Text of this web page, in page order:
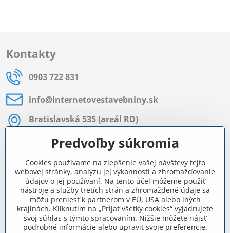
Kontakty
0903 722 831
info​@internetovestavebniny​.sk
Bratislavská 535 (areál RD)
Most pri Bratislave
Pon - Pia 8:00 - 11:30 a 12:15 - 15:30
Facebook
Navigácia
Predvoľby súkromia
Cookies používame na zlepšenie vašej návštevy tejto
webovej stránky, analýzu jej výkonnosti a zhromažďovanie
údajov o jej používaní. Na tento účel môžeme použiť
nástroje a služby tretích strán a zhromaždené údaje sa
môžu preniesť k partnerom v EÚ, USA alebo iných
krajinách. Kliknutím na „Prijať všetky cookies“ vyjadrujete
svoj súhlas s týmto spracovaním. Nižšie môžete nájsť
podrobné informácie alebo upraviť svoje preferencie.